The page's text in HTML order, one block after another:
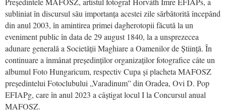
subliniat în discursul său importanța acestei zilesărbătorită începând
din anul 2003, în amintirea primei dagherotopii făcută la un
eveniment publicîn data de 29 august 1840, la a unsprezecea
adunare generală a Societății Maghiare a Oamenilor de Știință. În
continuare a înmânat președinților organizaților fotografice câte un
albumul Foto Hungaricum, respectiv Cupa și placheta MAFOSZ
președintelui Fotoclubului „Varadinum” din Oradea, Ovi D. Pop
EFIAPg, care în anul 2023 a câștigat locul I la Concursul anual
MAFOSZ.